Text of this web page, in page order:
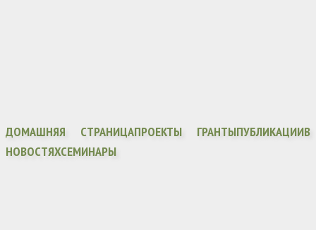
ДОМАШНЯЯ СТРАНИЦАПРОЕКТЫ ГРАНТЫПУБЛИКАЦИИВ
НОВОСТЯХСЕМИНАРЫ